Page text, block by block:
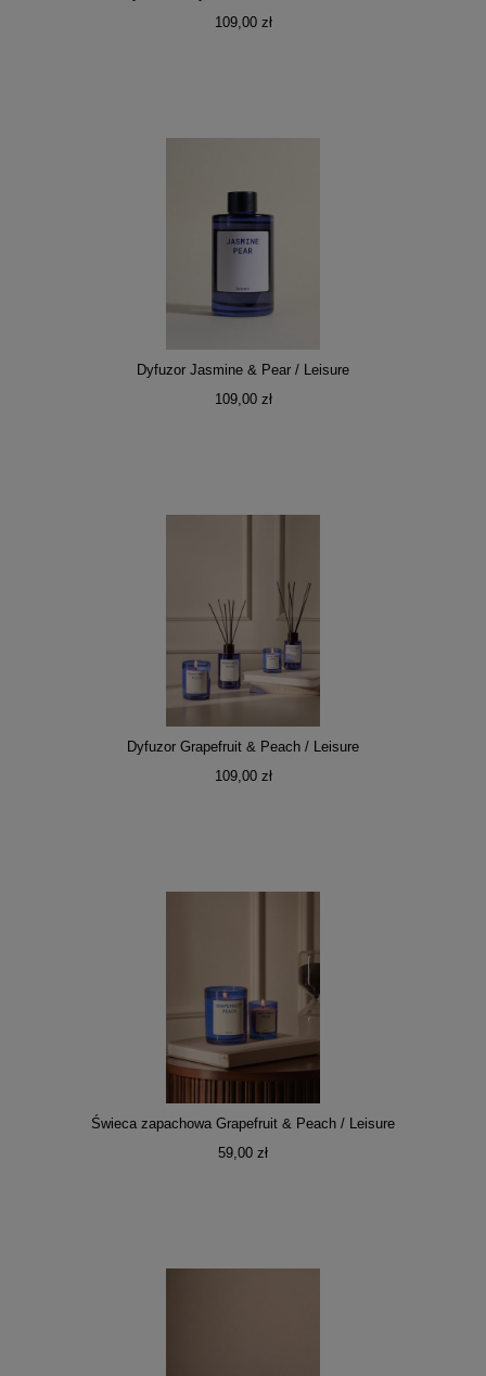
109,00 zł
Dyfuzor Jasmine & Pear / Leisure
109,00 zł
Dyfuzor Grapefruit & Peach / Leisure
109,00 zł
Świeca zapachowa Grapefruit & Peach / Leisure
59,00 zł